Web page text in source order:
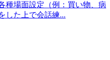
種場面設定（例：買い物、病
した上で会話練...